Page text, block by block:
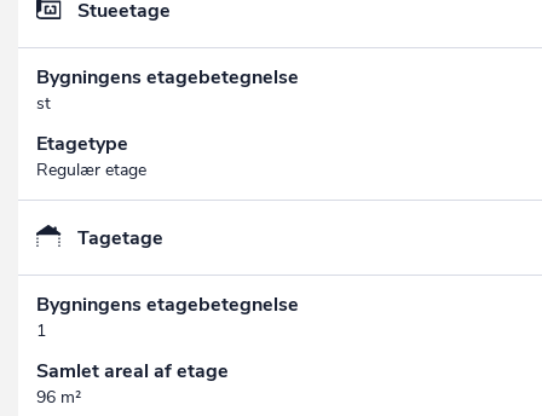
Stueetage
Bygningens etagebetegnelse
st
Etagetype
Regulær etage
Tagetage
Bygningens etagebetegnelse
1
Samlet areal af etage
96 m²